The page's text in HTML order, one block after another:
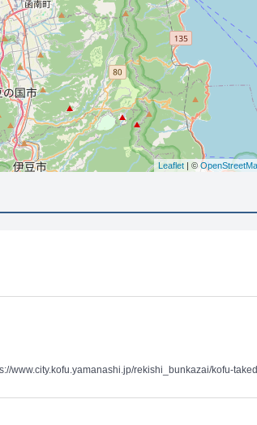
Leaflet | ©
www.city.kofu.yamanashi.jp/rekishi_bunkazai/kofu-